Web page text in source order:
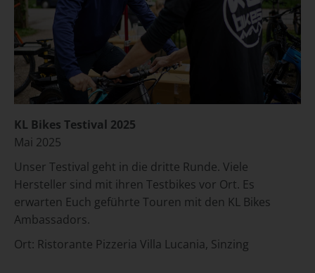
KL Bikes Testival 2025
Mai 2025
Unser Testival geht in die dritte Runde. Viele
Hersteller sind mit ihren Testbikes vor Ort. Es
erwarten Euch geführte Touren mit den KL Bikes
Ambassadors.
Ort: Ristorante Pizzeria Villa Lucania, Sinzing